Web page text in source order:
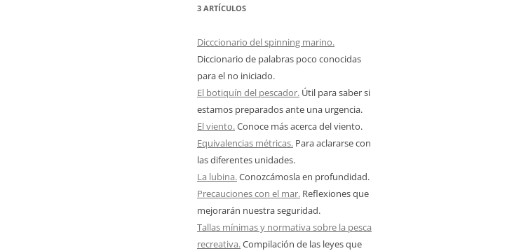
3 ARTÍCULOS
Dicccionario del spinning marino.
Diccionario de palabras poco conocidas
para el no iniciado.
El botiquín del pescador. Útil para saber si
estamos preparados ante una urgencia.
El viento.Conoce más acerca del viento.
Equivalencias métricas. Para aclararse con
las diferentes unidades.
La lubina.Conozcámosla en profundidad.
Precauciones con el mar. Reflexiones que
mejorarán nuestra seguridad.
Tallas mínimas y normativa sobre la pesca
recreativa.Compilación de las leyes que